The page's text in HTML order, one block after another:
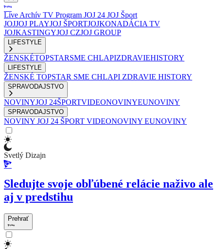
Live Archív TV Program JOJ 24 JOJ Šport
JOJJOJ PLAYJOJ ŠPORTJOJKONADÁCIA TV
JOJKASTINGYJOJ CZJOJ GROUP
LIFESTYLE
ŽENSKÉTOPSTARSME CHLAPIZDRAVIEHISTORY
LIFESTYLE
ŽENSKÉ TOPSTAR SME CHLAPI ZDRAVIE HISTORY
SPRAVODAJSTVO
NOVINYJOJ 24ŠPORTVIDEONOVINYEUNOVINY
SPRAVODAJSTVO
NOVINY JOJ 24 ŠPORT VIDEONOVINY EUNOVINY
Svetlý Dizajn
Sledujte svoje obľúbené relácie naživo ale
aj v predstihu
Prehrať